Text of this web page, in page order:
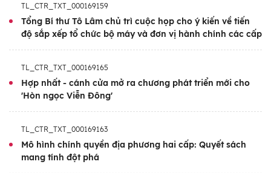
TL_CTR_TXT_000169159
Tổng Bí thư Tô Lâm chủ trì cuộc họp cho ý kiến về tiến
độ sắp xếp tổ chức bộ máy và đơn vị hành chính các cấp
TL_CTR_TXT_000169165
Hợp nhất - cánh cửa mở ra chương phát triển mới cho
'Hòn ngọc Viễn Đông'
TL_CTR_TXT_000169163
Mô hình chính quyền địa phương hai cấp: Quyết sách
mang tính đột phá